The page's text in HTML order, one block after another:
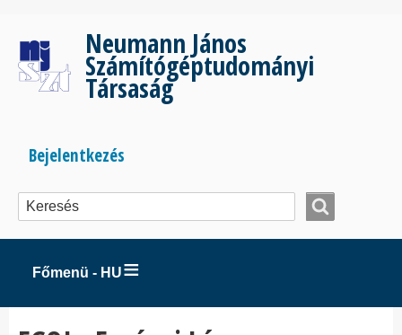
tartalomra
Neumann János
Számítógéptudományi
Társaság
Bejelentkezés
menüje
Bejelentkezés
Főmenü - HU